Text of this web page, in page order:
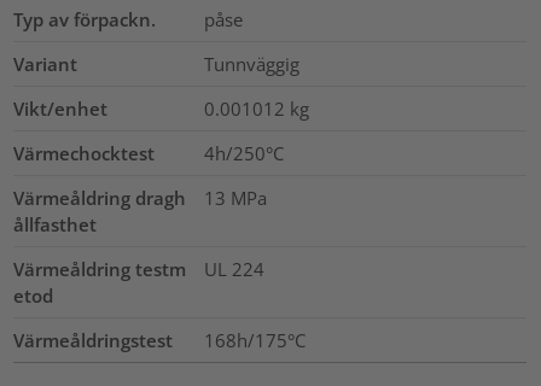
Typ av förpackn.
påse
Variant
Tunnväggig
Vikt/enhet
0.001012 kg
Värmechocktest
4h/250°C
Värmeåldring dragh
ållfasthet
13 MPa
Värmeåldring testm
etod
UL 224
Värmeåldringstest 168h/175°C